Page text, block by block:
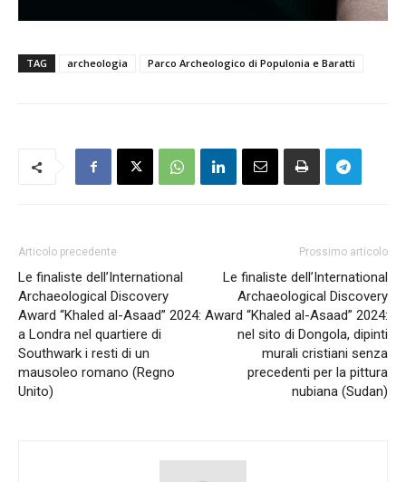
TAG archeologia Parco Archeologico di Populonia e Baratti
Articolo precedente
Le finaliste dell’International
Archaeological Discovery
Award “Khaled al-Asaad” 2024:
a Londra nel quartiere di
Southwark i resti di un
mausoleo romano (Regno
Unito)
Prossimo articolo
Le finaliste dell’International
Archaeological Discovery
Award “Khaled al-Asaad” 2024:
nel sito di Dongola, dipinti
murali cristiani senza
precedenti per la pittura
nubiana (Sudan)